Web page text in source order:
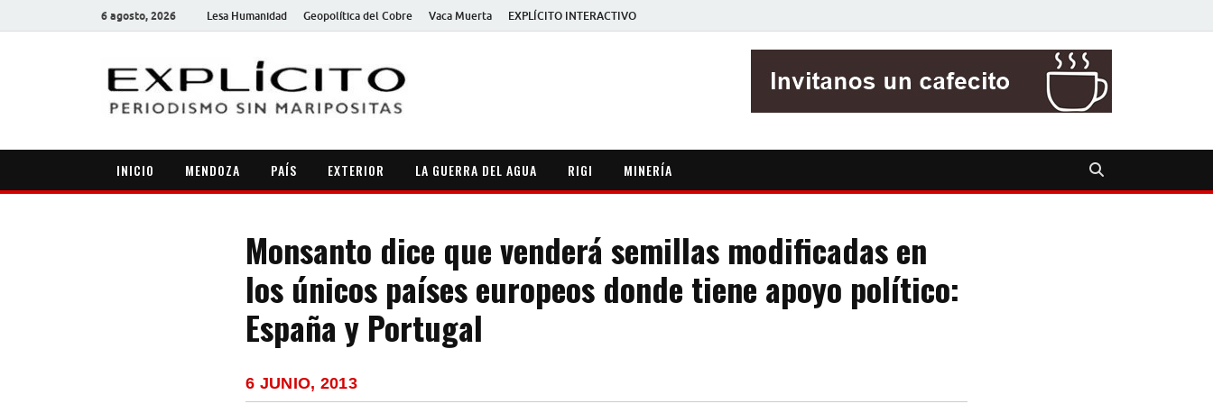
6 agosto, 2026 Lesa Humanidad Geopolítica del Cobre Vaca Muerta EXPLÍCITO INTERACTIVO
INICIO MENDOZA PAÍS EXTERIOR LA GUERRA DEL AGUA RIGI MINERÍA
Monsanto dice que venderá semillas modificadas en
los únicos países europeos donde tiene apoyo político:
España y Portugal
6 JUNIO, 2013